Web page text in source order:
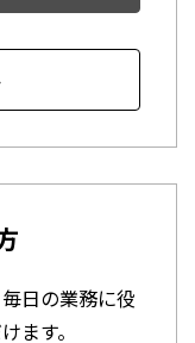
日の業務に役
ます。